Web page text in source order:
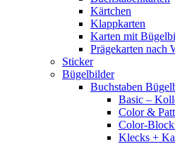
Kärtchen
Klappkarten
Karten mit
Prägekarten nach
Sticker
Bügelbilder
Buchstaben
Basic –
Color &
Color-
Klecks +